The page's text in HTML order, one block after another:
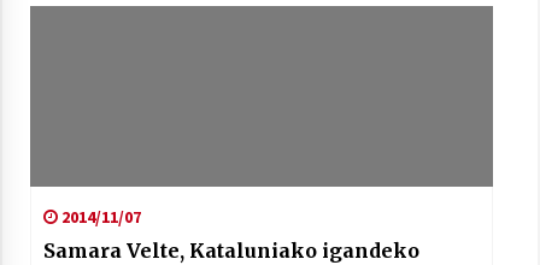
2014/11/07
Samara Velte, Kataluniako igandeko